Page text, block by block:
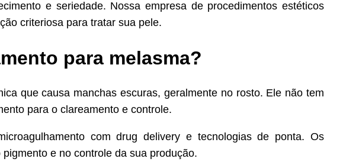
e seriedade. Nossa empresa de procedimentos estéticos
criteriosa para tratar sua pele.
para melasma?
que causa manchas escuras, geralmente no rosto. Ele não tem
para o clareamento e controle.
com drug delivery e tecnologias de ponta. Os
e no controle da sua produção.